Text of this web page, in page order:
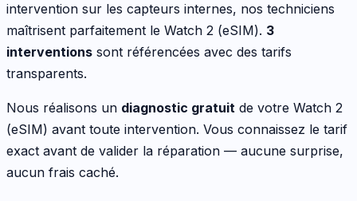
intervention sur les capteurs internes, nos techniciens
maîtrisent parfaitement le Watch 2 (eSIM). 3
interventions sont référencées avec des tarifs
transparents.
Nous réalisons un diagnostic gratuit de votre Watch 2
(eSIM) avant toute intervention. Vous connaissez le tarif
exact avant de valider la réparation — aucune surprise,
aucun frais caché.